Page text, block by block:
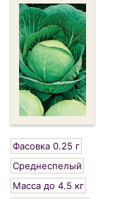
Фасовка 0.25 г
Среднеспелый
Масса до 4.5 кг